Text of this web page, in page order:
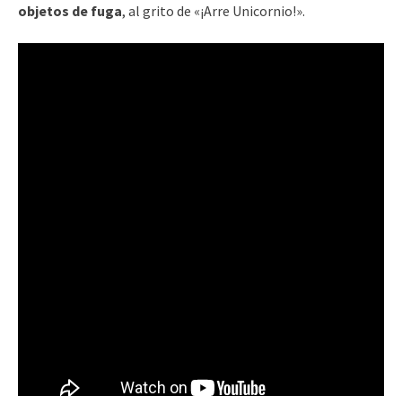
objetos de fuga, al grito de «¡Arre Unicornio!».